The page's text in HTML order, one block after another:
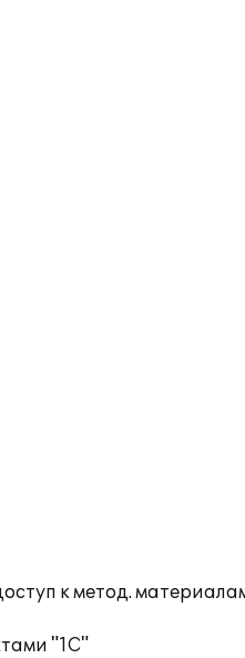
к метод.
"1С"